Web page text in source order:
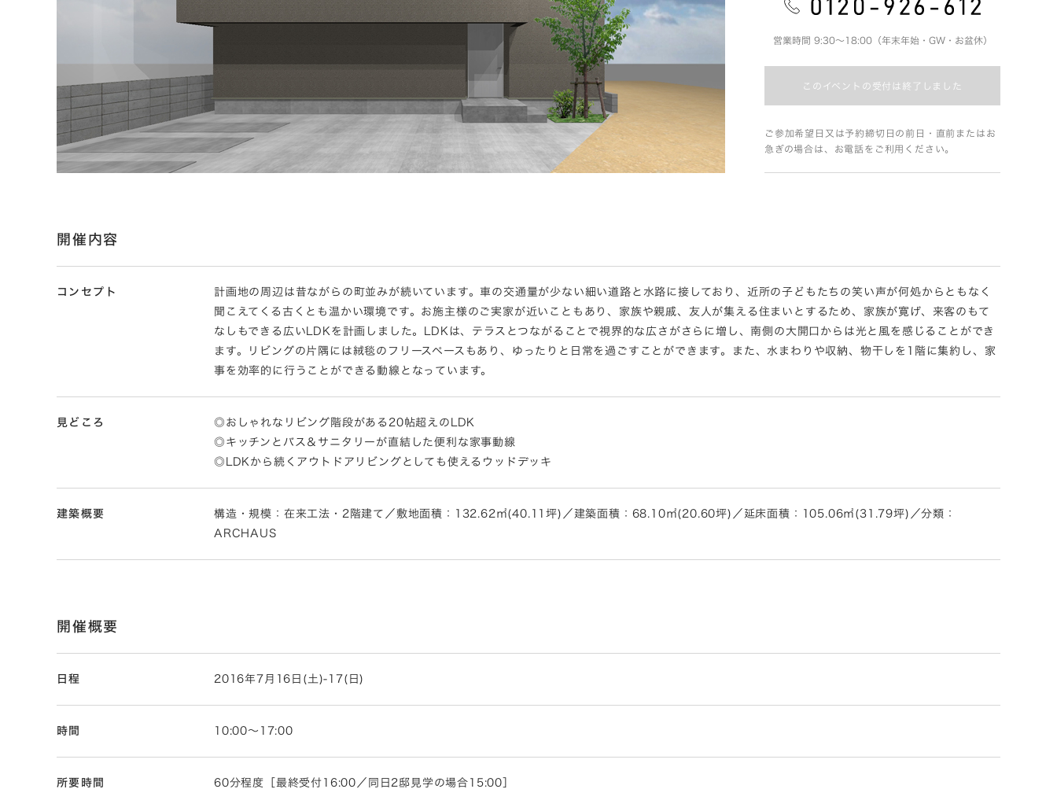
営業時間 9:30～18:00（年末年始・GW・お盆休）
このイベントの受付は終了しました
ご参加希望日又は予約締切日の前日・直前またはお
急ぎの場合は、お電話をご利用ください。
開催内容
コンセプト
計画地の周辺は昔ながらの町並みが続いています。車の交通量が少ない細い道路と水路に接しており、近所の子どもたちの笑い声が何処からともなく
聞こえてくる古くとも温かい環境です。お施主様のご実家が近いこともあり、家族や親戚、友人が集える住まいとするため、家族が寛げ、来客のもて
なしもできる広いLDKを計画しました。LDKは、テラスとつながることで視界的な広さがさらに増し、南側の大開口からは光と風を感じることができ
ます。リビングの片隅には絨毯のフリースペースもあり、ゆったりと日常を過ごすことができます。また、水まわりや収納、物干しを1階に集約し、家
事を効率的に行うことができる動線となっています。
見どころ
◎おしゃれなリビング階段がある20帖超えのLDK
◎キッチンとバス＆サニタリーが直結した便利な家事動線
◎LDKから続くアウトドアリビングとしても使えるウッドデッキ
建築概要
構造・規模：在来工法・2階建て／敷地面積：132.62㎡(40.11坪)／建築面積：68.10㎡(20.60坪)／延床面積：105.06㎡(31.79坪)／分類：
ARCHAUS
開催概要
日程 2016年7月16日(土)-17(日)
時間 10:00〜17:00
所要時間 60分程度［最終受付16:00／同日2邸見学の場合15:00］